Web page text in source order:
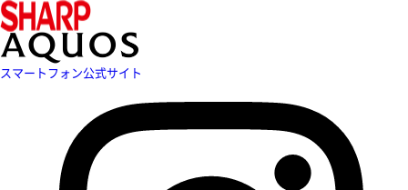
スマートフォン公式サイト